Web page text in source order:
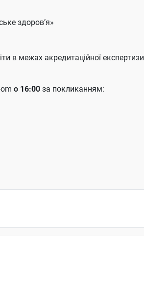
здоров’я»
в межах акредитаційної експертизи
о 16:00 за покликанням: